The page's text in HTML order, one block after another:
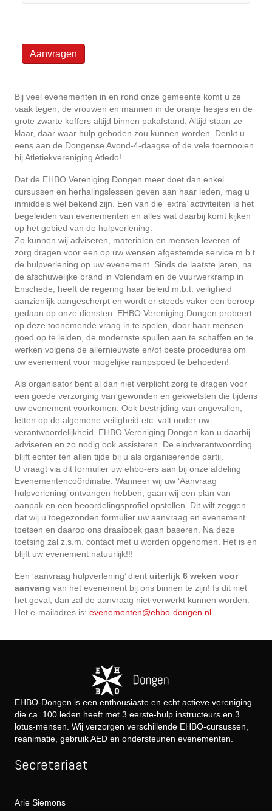
Bij veel evenementen in en rond onze gemeente komt u ze
vaak tegen, de vrouwen en mannen in de oranje hesjes en de
grote zwarte koffers altijd binnen pakafstand. Altijd staan ze
klaar, daar waar hulp geboden zou kunnen worden. Denkt u
eens aan de Dongense Avond-4-daagse of de vele toernooien
bij Atletiekvereniging Atledo!
Dat de EHBO Vereniging Dongen meer doet dan enkel
cursussen en herhalingslessen geven aan haar leden, mag u
inmiddels wel bekend zijn. Een van die ‘extra’ activiteiten is het
begeleiden van evenementen en alles wat daarbij komt kijken
op het gebied van de hulpverlening.
Zo kunnen wij adviseren, materialen en mensen leveren of
zorg dragen voor een op uw wensen afgestemde service m.b.t.
de hulpverlening op uw evenement. Sinds de laatste jaren, na
de afschuwelijke brand in Volendam en de vuurwerkramp in
Enschede, heeft de regering haar beleid m.b.t. veiligheid
aanzienlijk aangescherpt en wordt er steeds vaker een beroep
gedaan op onze diensten. EHBO Vereniging Dongen probeert
op deze toenemende vraag in te spelen, door haar mensen
goed op te leiden, de modernste spullen aan te schaffen en te
werken volgens de allernieuwste en/of beste procedures om
uw evenement voor mogelijke rampspoed te behoeden!
Als organisator bent al dan niet verplicht zorg te dragen voor
een goede verzorging van gewonden en gekwetsten die tijdens
uw evenement voorkomen. Ook bestrijding van ongevallen,
letten op de algemene veiligheid etc. valt onder uw
verantwoordelijkheid. EHBO Vereniging Dongen kan u daarbij
adviseren en zo nodig ook assisteren. De eindverantwoording
blijft echter ten allen tijde bij u als organiserende partij.
U vraagt via dit formulier uw ehbo-ers aan bij onze afdeling
Evenementencoördinatie. Wanneer wij uw ‘Aanvraag
hulpverlening’ ontvangen hebben, gaan wij een plan van
aanpak en een beoordelingsprofiel opstellen. Dit wilt zeggen
dat wij u toegezonden formulier uw aanvraag en evenement
toetsen en daarop ons draaiboek gaan baseren. Na deze
toetsing zal z.s.m. contact met u worden opgenomen. Het is en
blijft uw evenement natuurlijk!!!
Een ‘aanvraag hulpverlening’ dient uiterlijk 6 weken voor
aanvang van het evenement bij ons binnen te zijn! Is dit niet
het geval, dan zal de aanvraag niet verwerkt kunnen worden.
Het e-mailadres is: evenementen@ehbo-dongen.nl
EHBO-Dongen is een enthousiaste en echt actieve vereniging
die ca. 100 leden heeft met 3 eerste-hulp instructeurs en 3
lotus-mensen. Wij verzorgen verschillende EHBO-cursussen,
reanimatie, gebruik AED en ondersteunen evenementen.
Secretariaat
Arie Siemons